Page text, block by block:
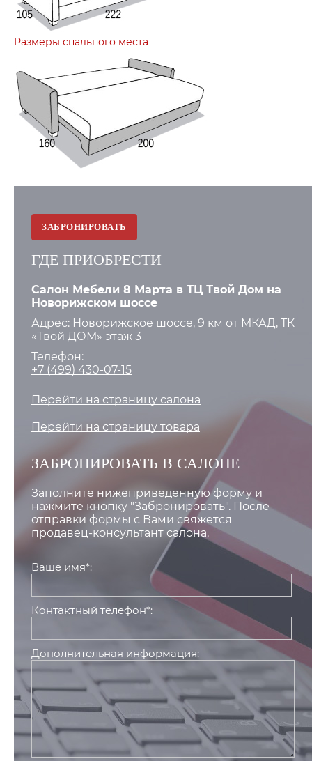
Размеры спального места
ЗАБРОНИРОВАТЬ
ГДЕ ПРИОБРЕСТИ
Салон Мебели 8 Марта в ТЦ Твой Дом на
Новорижском шоссе
Адрес: Новорижское шоссе, 9 км от МКАД, ТК
«Твой ДОМ» этаж 3
Телефон:
+7 (499) 430-07-15
Перейти на страницу салона
Перейти на страницу товара
ЗАБРОНИРОВАТЬ В САЛОНЕ
Заполните нижеприведенную форму и
нажмите кнопку "Забронировать". После
отправки формы с Вами свяжется
продавец-консультант салона.
Ваше имя*:
Контактный телефон*:
Дополнительная информация: